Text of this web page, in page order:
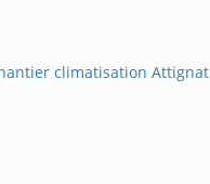
climatisation Attignat